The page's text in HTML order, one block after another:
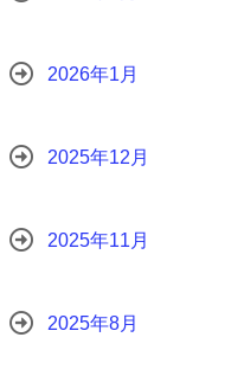
2026年1月
2025年12月
2025年11月
2025年8月